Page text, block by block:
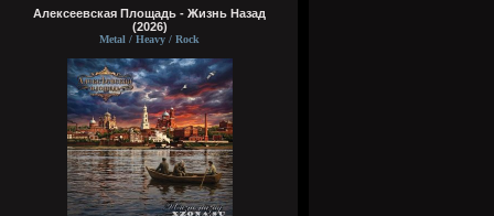
Алексеевская Площадь - Жизнь Назад
(2026)
Metal / Heavy / Rock